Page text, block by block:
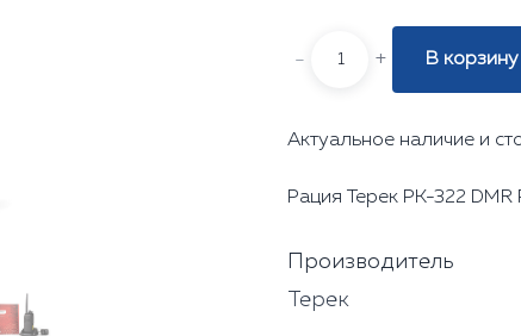
- + В корзину
Актуальное наличие и
Рация Терек РК-322
Производитель
Терек